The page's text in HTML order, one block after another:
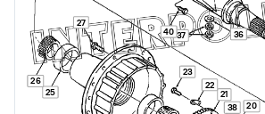
20
21
22
23
25
26
27
36
37
38
40